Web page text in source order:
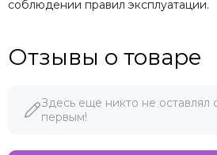
соблюдении правил эксплуатации.
Отзывы о товаре
Здесь еще никто не оставлял
первым!